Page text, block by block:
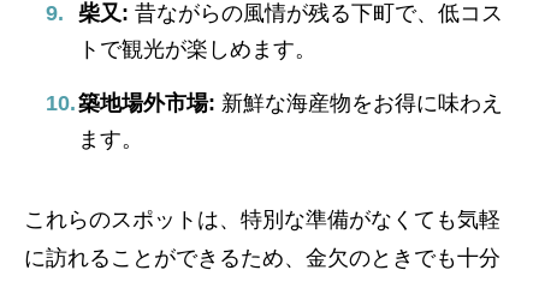
柴又: 昔ながらの風情が残る下町で、低コス
トで観光が楽しめます。
築地場外市場: 新鮮な海産物をお得に味わえ
ます。
これらのスポットは、特別な準備がなくても気軽
に訪れることができるため、金欠のときでも十分